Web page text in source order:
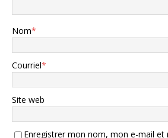
Nom*
Courriel*
Site web
Enregistrer mon nom, mon e-mail et